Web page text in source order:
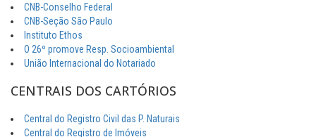
CNB-Conselho Federal
CNB-Seção São Paulo
Instituto Ethos
O 26º promove Resp. Socioambiental
União Internacional do Notariado
CENTRAIS DOS CARTÓRIOS
Central do Registro Civil das P. Naturais
Central do Registro de Imóveis